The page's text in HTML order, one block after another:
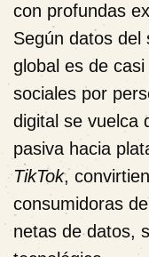
con profundas
Según datos del
global es de
sociales por
digital se vuelca
pasiva hacia
TikTok,
consumidoras
netas de datos,